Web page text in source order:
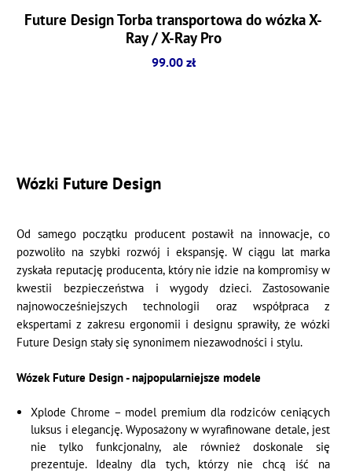
Future Design Torba transportowa do wózka X-
Ray / X-Ray Pro
99.00 zł
Wózki Future Design
Od samego początku producent postawił na innowacje, co
pozwoliło na szybki rozwój i ekspansję. W ciągu lat marka
zyskała reputację producenta, który nie idzie na kompromisy w
kwestii bezpieczeństwa i wygody dzieci. Zastosowanie
najnowocześniejszych technologii oraz współpraca z
ekspertami z zakresu ergonomii i designu sprawiły, że wózki
Future Design stały się synonimem niezawodności i stylu.
Wózek Future Design - najpopularniejsze modele
Xplode Chrome – model premium dla rodziców ceniących
luksus i elegancję. Wyposażony w wyrafinowane detale, jest
nie tylko funkcjonalny, ale również doskonale się
prezentuje. Idealny dla tych, którzy nie chcą iść na